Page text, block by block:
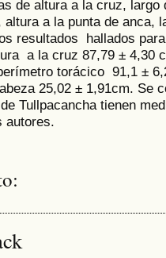
de altura a la cruz, largo
a la punta de anca,
resultados hallados
a la cruz 87,79 ± 4,30
torácico 91,1 ±
25,02 ± 1,91cm. Se
Tullpacancha tienen
autores.